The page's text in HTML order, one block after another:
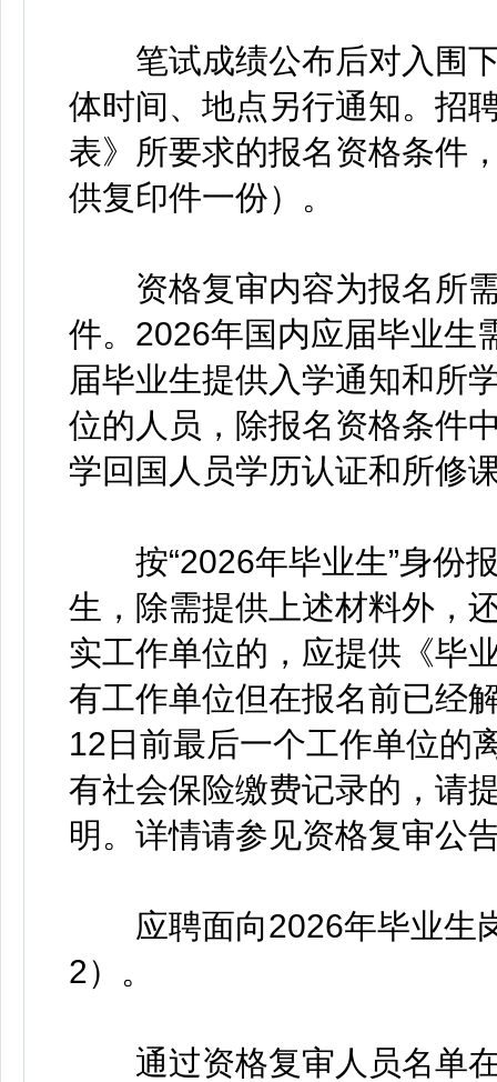
笔试成绩公布后对入围下
体时间、地点另行通知。招
表》所要求的报名资格条件
供复印件一份）。
资格复审内容为报名所需
件。2026年国内应届毕业生
届毕业生提供入学通知和所
位的人员，除报名资格条件
学回国人员学历认证和所修
按“2026年毕业生”身份报
生，除需提供上述材料外，
实工作单位的，应提供《毕
有工作单位但在报名前已经
12日前最后一个工作单位的
有社会保险缴费记录的，请
明。详情请参见资格复审公
应聘面向2026年毕业生
2）。
通过资格复审人员名单在